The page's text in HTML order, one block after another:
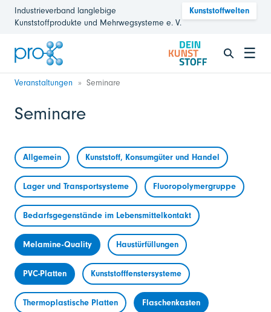
Industrieverband langlebige
Kunststoffprodukte und Mehrwegsysteme e. V.
Kunststoffwelten
☰
Veranstaltungen Seminare
Seminare
Allgemein Kunststoff, Konsumgüter und Handel
Lager und Transportsysteme Fluoropolymergruppe
Bedarfsgegenstände im Lebensmittelkontakt
Melamine-Quality Haustürfüllungen
PVC-Platten Kunststofffenstersysteme
Thermoplastische Platten Flaschenkasten